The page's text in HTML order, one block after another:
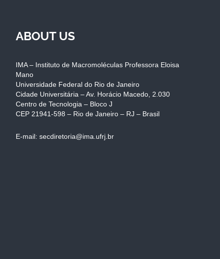
ABOUT US
IMA – Instituto de Macromoléculas Professora Eloisa
Mano
Universidade Federal do Rio de Janeiro
Cidade Universitária – Av. Horácio Macedo, 2.030
Centro de Tecnologia – Bloco J
CEP 21941-598 – Rio de Janeiro – RJ – Brasil
E-mail: secdiretoria@ima.ufrj.br